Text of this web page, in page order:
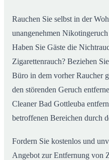
Rauchen Sie selbst in der
unangenehmen
Haben Sie Gäste die
Zigarettenrauch? Beziehen
Büro in dem vorher Raucher
den störenden Geruch
Cleaner Bad Gottleuba
betroffenen Bereichen durch
Fordern Sie kostenlos und
Angebot zur Entfernung von